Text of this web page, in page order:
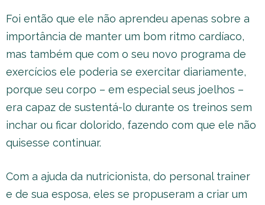
Foi então que ele não aprendeu apenas sobre a
importância de manter um bom ritmo cardíaco,
mas também que com o seu novo programa de
exercícios ele poderia se exercitar diariamente,
porque seu corpo – em especial seus joelhos –
era capaz de sustentá-lo durante os treinos sem
inchar ou ficar dolorido, fazendo com que ele não
quisesse continuar.
Com a ajuda da nutricionista, do personal trainer
e de sua esposa, eles se propuseram a criar um